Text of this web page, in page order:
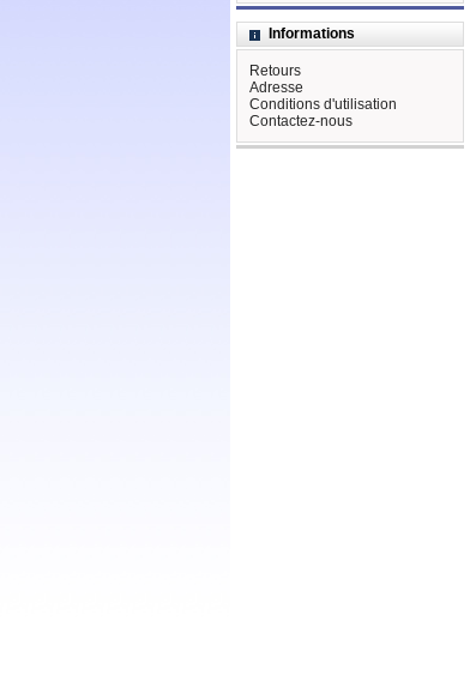
Informations
Retours
Adresse
Conditions d'utilisation
Contactez-nous